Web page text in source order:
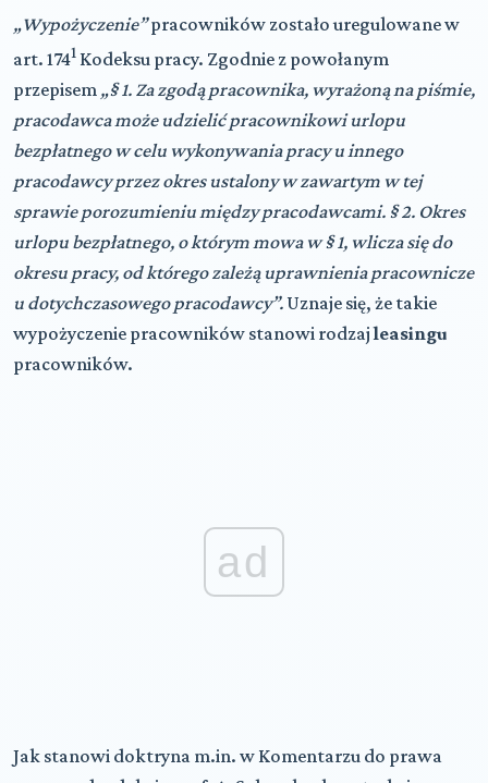
„Wypożyczenie”pracowników zostało uregulowane w
art. 1741 Kodeksu pracy. Zgodnie z powołanym
przepisem „§ 1. Za zgodą pracownika, wyrażoną na piśmie,
pracodawca może udzielić pracownikowi urlopu
bezpłatnego w celu wykonywania pracy u innego
pracodawcy przez okres ustalony w zawartym w tej
sprawie porozumieniu między pracodawcami. § 2. Okres
urlopu bezpłatnego, o którym mowa w § 1, wlicza się do
okresu pracy, od którego zależą uprawnienia pracownicze
u dotychczasowego pracodawcy”. Uznaje się, że takie
wypożyczenie pracowników stanowi rodzajleasingu
pracowników.
ad
Jak stanowi doktryna m.in. w Komentarzu do prawa